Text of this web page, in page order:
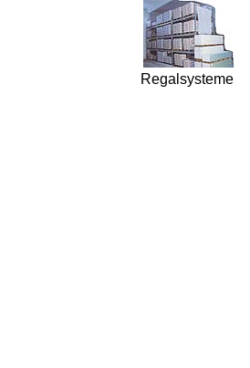
Regalsysteme